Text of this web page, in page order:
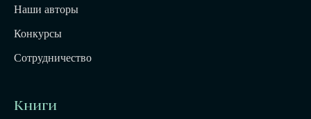
Наши авторы
Конкурсы
Сотрудничество
Книги